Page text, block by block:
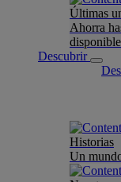
Últimas
Ahorra
Descubrir
Historias
Un